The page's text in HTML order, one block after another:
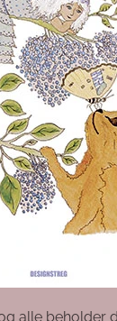
alle beholder